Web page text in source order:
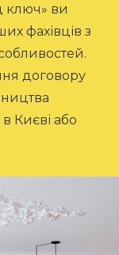
ключ» ви
фахівців з
договору
Києві або